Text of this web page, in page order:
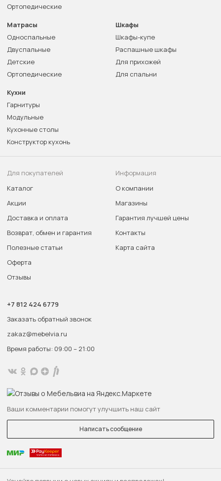
Ортопедические
Матрасы
Односпальные
Двуспальные
Детские
Ортопедические
Шкафы
Шкафы-купе
Распашные шкафы
Для прихожей
Для спальни
Кухни
Гарнитуры
Модульные
Кухонные столы
Конструктор кухонь
Для покупателей
Каталог
Акции
Доставка и оплата
Возврат, обмен и гарантия
Полезные статьи
Оферта
Отзывы
Информация
О компании
Магазины
Гарантия лучшей цены
Контакты
Карта сайта
+7 812 424 6779
Заказать обратный звонок
zakaz@mebelvia.ru
Время работы: 09:00 – 21:00
Ваши комментарии помогут улучшить наш сайт
Написать сообщение